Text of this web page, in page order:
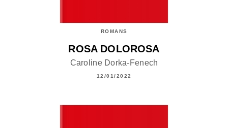
ROMANS
ROSA DOLOROSA
Caroline Dorka-Fenech
12/01/2022